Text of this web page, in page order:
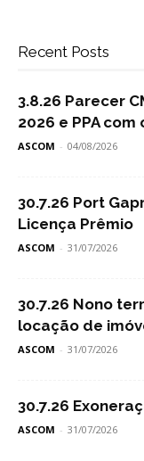
Recent Posts
3.8.26 Parecer
2026 e PPA
ASCOM - 04/08/2026
30.7.26 Port
Licença Prêmio
ASCOM - 31/07/2026
30.7.26 Nono
locação de
ASCOM - 31/07/2026
30.7.26
ASCOM - 31/07/2026